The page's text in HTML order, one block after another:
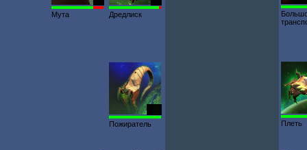
Мута
Дредлиск
Пожиратель
Плеть